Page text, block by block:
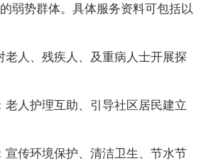
势群体。具体服务资料可包括以
人、残疾人、及重病人士开展探
人护理互助、引导社区居民建立
传环境保护、清洁卫生、节水节